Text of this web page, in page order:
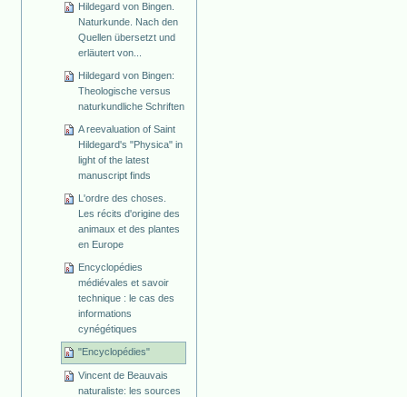
Hildegard von Bingen.
Naturkunde. Nach den
Quellen übersetzt und
erläutert von...
Hildegard von Bingen:
Theologische versus
naturkundliche Schriften
A reevaluation of Saint
Hildegard's "Physica" in
light of the latest
manuscript finds
L'ordre des choses.
Les récits d'origine des
animaux et des plantes
en Europe
Encyclopédies
médiévales et savoir
technique : le cas des
informations
cynégétiques
"Encyclopédies"
Vincent de Beauvais
naturaliste: les sources